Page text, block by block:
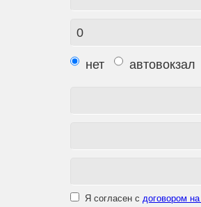
нет автовокзал
Я согласен с договором